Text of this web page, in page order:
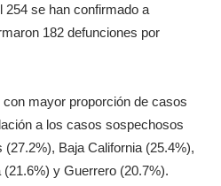
se han confirmado a
182 defunciones por
mayor proporción de casos
a los casos sospechosos
Baja California (25.4%),
y Guerrero (20.7%).